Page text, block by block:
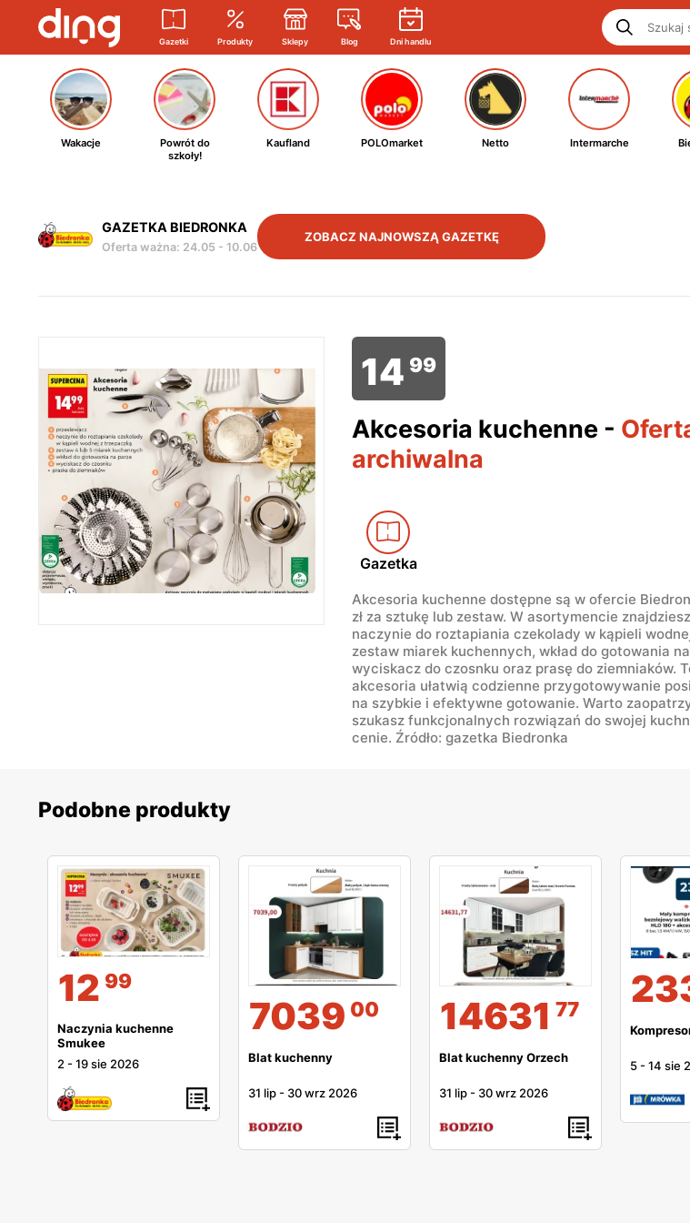
Gazetki Produkty Sklepy Blog Dni handlu
Wakacje
Powrót do
szkoły!
Kaufland POLOmarket Netto Intermarche
GAZETKA BIEDRONKA
Oferta ważna: 24.05 - 10.06
ZOBACZ NAJNOWSZĄ GAZETKĘ
14 99
Akcesoria kuchenne -
archiwalna
Gazetka
Akcesoria kuchenne dostępne są w ofercie
zł za sztukę lub zestaw. W asortymencie
naczynie do roztapiania czekolady w kąpieli
zestaw miarek kuchennych, wkład do gotowania
wyciskacz do czosnku oraz prasę do ziemniaków.
akcesoria ułatwią codzienne przygotowywanie
na szybkie i efektywne gotowanie. Warto
szukasz funkcjonalnych rozwiązań do swojej
cenie. Źródło: gazetka Biedronka
Podobne produkty
12 99
Naczynia kuchenne
Smukee
2 -19 sie 2026
7039 00
Blat kuchenny
31 lip - 30 wrz 2026
14631 77
Blat kuchenny Orzech
31 lip - 30 wrz 2026
5 -14 sie